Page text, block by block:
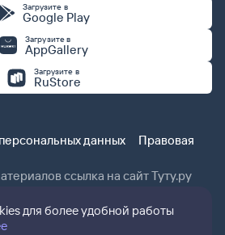
Загрузите в
Google Play
Загрузите в
AppGallery
Загрузите в
RuStore
данных
Правовая
ссылка на сайт Туту.ру
для более удобной работы